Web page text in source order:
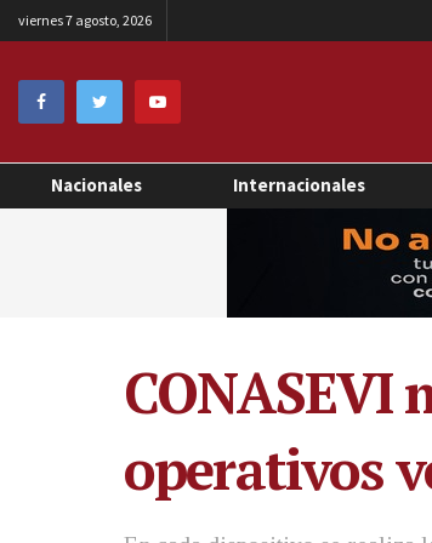
viernes 7 agosto, 2026
Nacionales Internacionales
CONASEVI
operativos